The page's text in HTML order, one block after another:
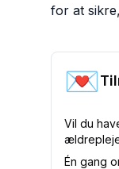
for at
💌
Vil du
Én gang